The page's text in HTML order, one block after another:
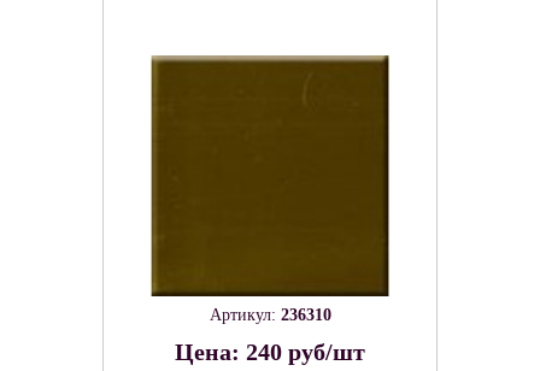
Артикул: 236310
Цена: 240 руб/шт